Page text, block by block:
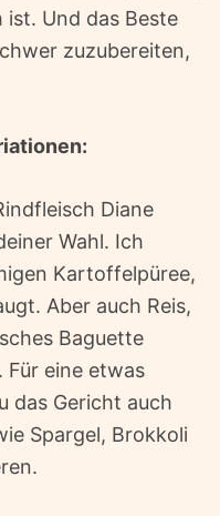
Und das Beste
zuzubereiten,
Diane
Wahl. Ich
Kartoffelpüree,
Aber auch Reis,
Baguette
Für eine etwas
das Gericht auch
Spargel, Brokkoli